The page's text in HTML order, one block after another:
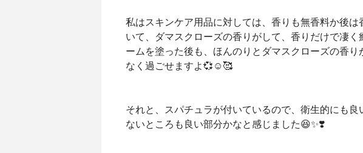
私はスキンケア用品に対しては、香りも無香料か後
いて、ダマスクローズの香りがして、香りだけで凄く
ームを塗った後も、ほんのりとダマスクローズの香
なく過ごせますよ💞☺️🥰
それと、スパチュラが付いているので、衛生的にも
ないところも良い部分かなと感じました😆✨❣️